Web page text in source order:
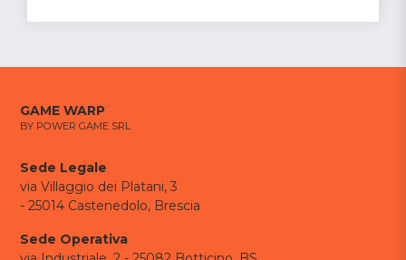
GAME WARP
BY POWER GAME SRL
Sede Legale
via Villaggio dei Platani, 3
- 25014 Castenedolo, Brescia
Sede Operativa